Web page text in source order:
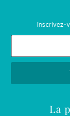
Inscrivez-
La